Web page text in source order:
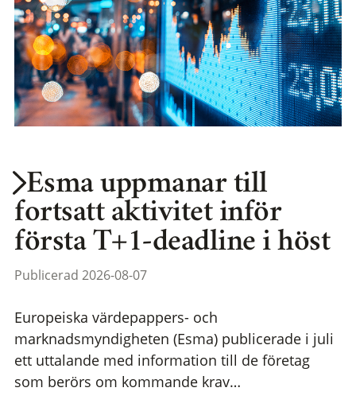
Esma uppmanar till
fortsatt aktivitet inför
första T+1-deadline i höst
Publicerad 2026-08-07
Europeiska värdepappers- och
marknadsmyndigheten (Esma) publicerade i juli
ett uttalande med information till de företag
som berörs om kommande krav…